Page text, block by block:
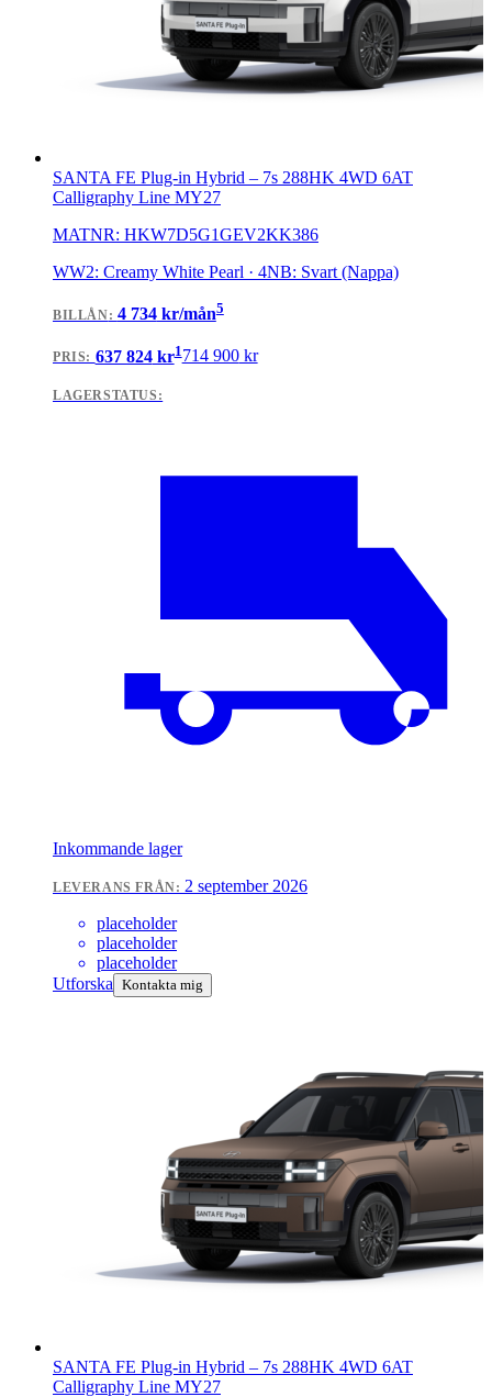
SANTA FE Plug-in Hybrid – 7s 288HK 4WD 6AT
Calligraphy Line MY27
MATNR: HKW7D5G1GEV2KK386
WW2: Creamy White Pearl · 4NB: Svart (Nappa)
BILLÅN: 4 734kr/mån5
PRIS: 637 824kr1714 900kr
LAGERSTATUS:
Inkommande lager
LEVERANS FRÅN: 2 september 2026
placeholder
placeholder
placeholder
Utforska Kontakta mig
SANTA FE Plug-in Hybrid – 7s 288HK 4WD 6AT
Calligraphy Line MY27